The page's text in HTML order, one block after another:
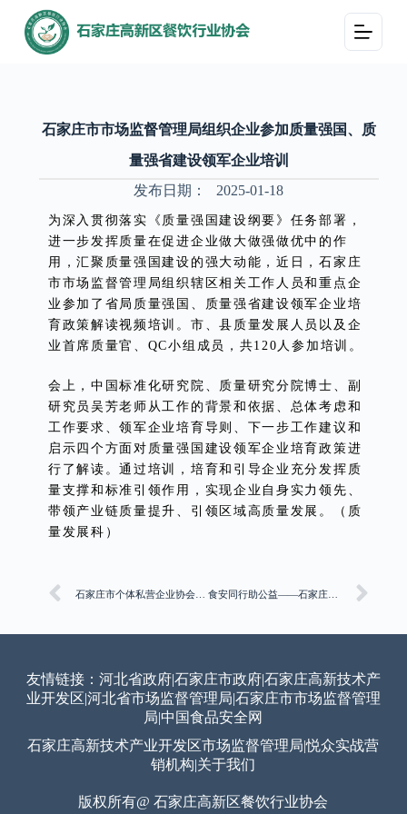
跳
过
石家庄市市场监督管理局组织企业参加质量强国、质
量强省建设领军企业培训
发布日期：
2025-01-18
为深入贯彻落实《质量强国建设纲要》任务部署，
进一步发挥质量在促进企业做大做强做优中的作
用，汇聚质量强国建设的强大动能，近日，石家庄
市市场监督管理局组织辖区相关工作人员和重点企
业参加了省局质量强国、质量强省建设领军企业培
育政策解读视频培训。市、县质量发展人员以及企
业首席质量官、QC小组成员，共120人参加培训。
会上，中国标准化研究院、质量研究分院博士、副
研究员吴芳老师从工作的背景和依据、总体考虑和
工作要求、领军企业培育导则、下一步工作建议和
启示四个方面对质量强国建设领军企业培育政策进
行了解读。通过培训，培育和引导企业充分发挥质
量支撑和标准引领作用，实现企业自身实力领先、
带领产业链质量提升、引领区域高质量发展。（质
量发展科）
石家庄市个体私营企业协会2025义写春联暖心活动圆满成功
友情链接： 河北省政府|石家庄市政府|石家庄高新技术产
业开发区|河北省市场监督管理局|石家庄市市场监督管理
局|中国食品安全网
石家庄高新技术产业开发区市场监督管理局|悦众实战营
销机构|关于我们
版权所有@ 石家庄高新区餐饮行业协会